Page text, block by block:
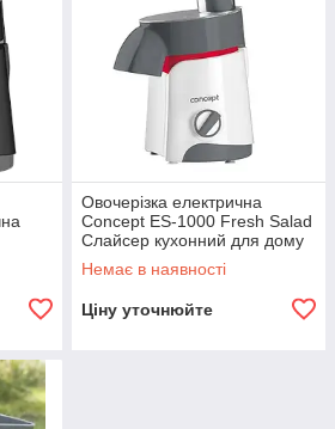
Овочерізка електрична
Concept ES-1000 Fresh Salad
Слайсер кухонний для дому
B_2495
Немає в наявності
Ціну уточнюйте